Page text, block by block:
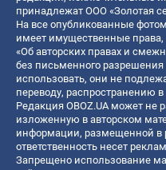
принадлежат ООО «Золотая
На все опубликованные
имеет имущественные
«Об авторских правах и
без письменного
использовать, они не
переводу, распространению
Редакция OBOZ.UA может не
изложенную в авторском
информации, размещенной в
ответственность несет
Запрещено использование